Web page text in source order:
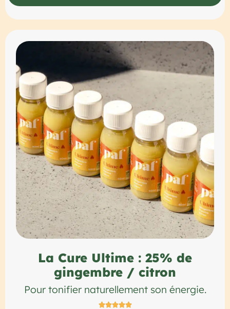
La Cure Ultime : 25% de
gingembre / citron
Pour tonifier naturellement son énergie.
